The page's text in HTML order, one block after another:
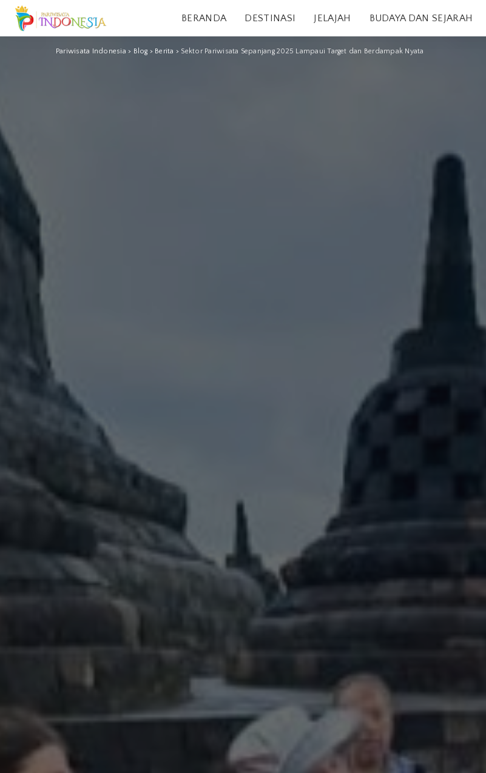
BERANDA DESTINASI JELAJAH BUDAYA DAN SEJARAH
Pariwisata Indonesia > Blog > Berita > Sektor Pariwisata Sepanjang 2025 Lampaui Target dan Berdampak Nyata